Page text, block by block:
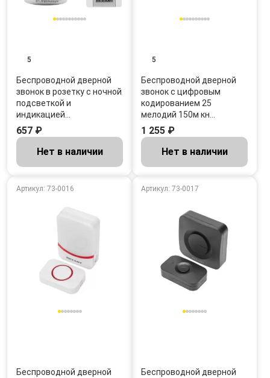
5
Беспроводной дверной
звонок в розетку с ночной
подсветкой и
индикацией…
657 ₽
Нет в наличии
5
Беспроводной дверной
звонок c цифровым
кодированием 25
мелодий 150м кн…
1 255 ₽
Нет в наличии
Артикул: 73-0016
Беспроводной дверной
Артикул: 73-0017
Беспроводной дверной